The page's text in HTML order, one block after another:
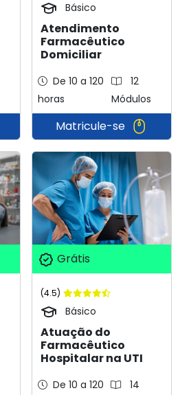
Básico
Atendimento
Farmacêutico
Domiciliar
De 10 a 120
horas
12
Módulos
Matricule-se
Grátis
(4.5)
Básico
Atuação do
Farmacêutico
Hospitalar na UTI
De 10 a 120
14